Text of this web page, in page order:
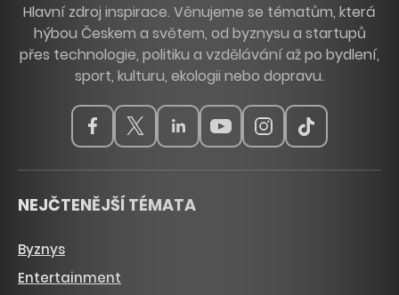
Hlavní zdroj inspirace. Věnujeme se tématům, která
hýbou Českem a světem, od byznysu a startupů
přes technologie, politiku a vzdělávání až po bydlení,
sport, kulturu, ekologii nebo dopravu.
NEJČTENĚJŠÍ TÉMATA
Byznys
Entertainment